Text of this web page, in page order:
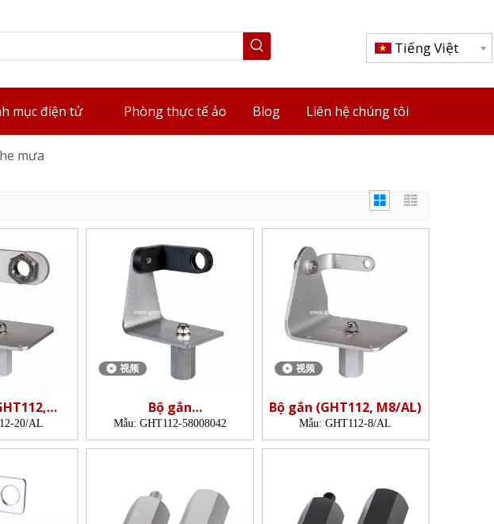
Tiếng Việt
mục điện tử Phòng thực tế ảo Blog Liên hệ chúng tôi
mưa
20/AL
视频
Bộ gắn
(GHT112.58008042)
Mẫu: GHT112-58008042
视频
Bộ gắn (GHT112, M8/AL)
Mẫu: GHT112-8/AL